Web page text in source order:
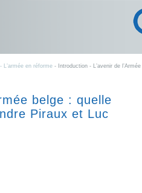
L’armée en réforme - Introduction - L’avenir de l’Armée
belge : quelle
Piraux et Luc